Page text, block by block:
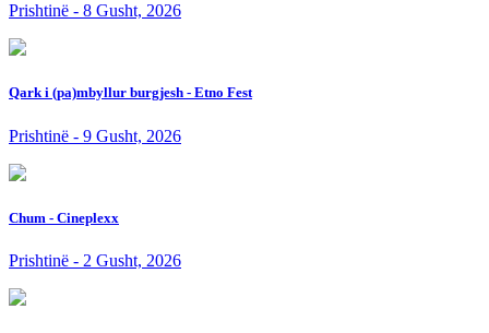
Prishtinë - 8 Gusht, 2026
Qark i (pa)mbyllur burgjesh - Etno Fest
Prishtinë - 9 Gusht, 2026
Chum - Cineplexx
Prishtinë - 2 Gusht, 2026